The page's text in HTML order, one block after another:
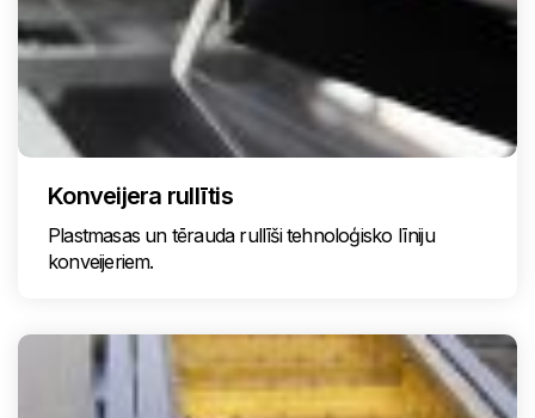
Konveijera rullītis
Plastmasas un tērauda rullīši tehnoloģisko līniju
konveijeriem.